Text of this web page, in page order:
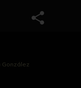
González